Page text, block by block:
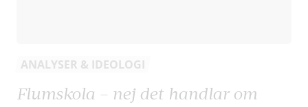
ANALYSER & IDEOLOGI
Flumskola – nej det handlar om